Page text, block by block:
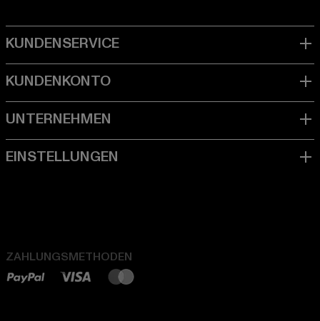
ZAHLUNGSMETHODEN